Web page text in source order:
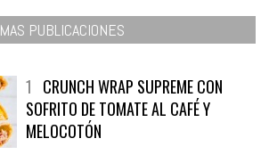
PUBLICACIONES
1 CRUNCH WRAP SUPREME CON
SOFRITO DE TOMATE AL CAFÉ Y
MELOCOTÓN